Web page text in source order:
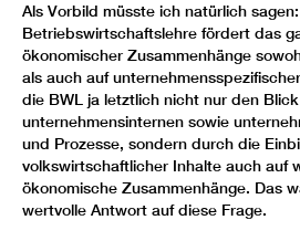
Als Vorbild müsste ich natürlich
Betriebswirtschaftslehre fördert das
ökonomischer Zusammenhänge
als auch auf
die BWL ja letztlich nicht nur den
unternehmensinternen sowie
und Prozesse, sondern durch die
volkswirtschaftlicher Inhalte auch auf
ökonomische Zusammenhänge. Das
wertvolle Antwort auf diese Frage.